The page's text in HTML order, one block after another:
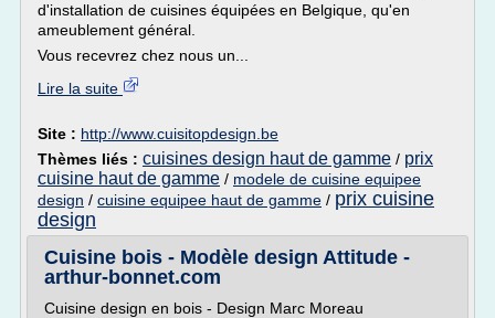
d'installation de cuisines équipées en Belgique, qu'en
ameublement général.
Vous recevrez chez nous un...
Lire la suite
Site : http://www.cuisitopdesign.be
Thèmes liés : cuisines design haut de gamme / prix
cuisine haut de gamme / modele de cuisine equipee
design / cuisine equipee haut de gamme / prix cuisine
design
Cuisine bois - Modèle design Attitude -
arthur-bonnet.com
Cuisine design en bois - Design Marc Moreau